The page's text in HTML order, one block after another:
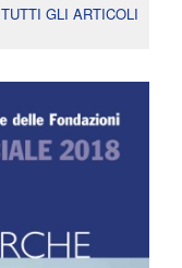
TUTTI GLI ARTICOLI